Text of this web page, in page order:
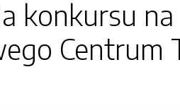
konkursu